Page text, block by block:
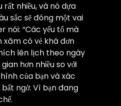
nhiều, và nó dựa
sắc sẽ đóng một vai
nói: “Các yếu tố mà
xăm có vẻ khá đơn
lên lịch theo ngày
hơn nhiều so với
của bạn và xác
ngờ. Vì bạn đang